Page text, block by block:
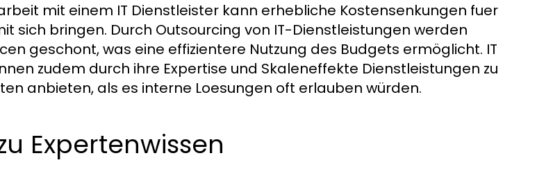
mit einem IT Dienstleister kann erhebliche Kostensenkungen fuer
sich bringen. Durch Outsourcing von IT-Dienstleistungen werden
geschont, was eine effizientere Nutzung des Budgets ermöglicht. IT
zudem durch ihre Expertise und Skaleneffekte Dienstleistungen zu
anbieten, als es interne Loesungen oft erlauben würden.
Expertenwissen